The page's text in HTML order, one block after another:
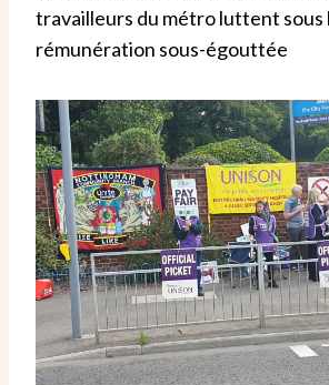
travailleurs du métro luttent sous
rémunération sous-égouttée